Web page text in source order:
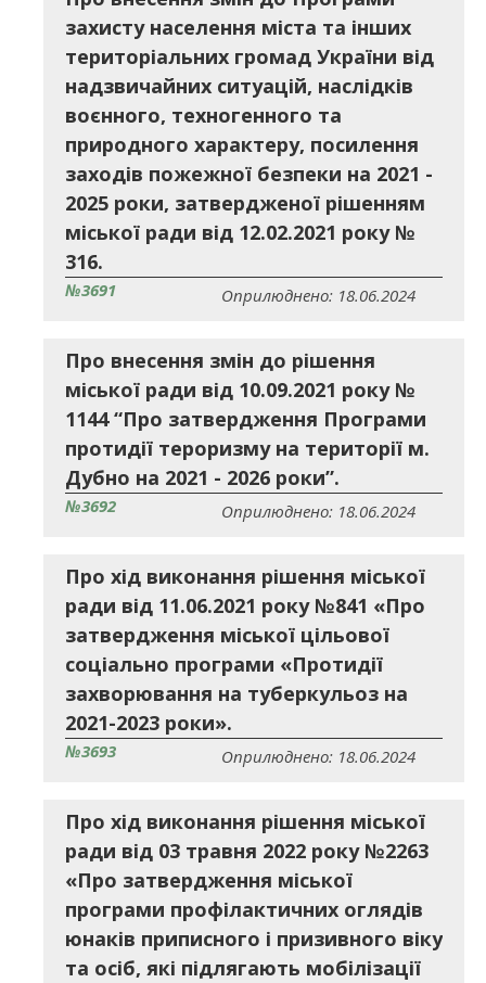
захисту населення міста та інших
територіальних громад України від
надзвичайних ситуацій, наслідків
воєнного, техногенного та
природного характеру, посилення
заходів пожежної безпеки на 2021 -
2025 роки, затвердженої рішенням
міської ради від 12.02.2021 року №
316.
№3691 Оприлюднено: 18.06.2024
Про внесення змін до рішення
міської ради від 10.09.2021 року №
1144 “Про затвердження Програми
протидії тероризму на території м.
Дубно на 2021 - 2026 роки”.
№3692 Оприлюднено: 18.06.2024
Про хід виконання рішення міської
ради від 11.06.2021 року №841 «Про
затвердження міської цільової
соціально програми «Протидії
захворювання на туберкульоз на
2021-2023 роки».
№3693 Оприлюднено: 18.06.2024
Про хід виконання рішення міської
ради від 03 травня 2022 року №2263
«Про затвердження міської
програми профілактичних оглядів
юнаків приписного і призивного віку
та осіб, які підлягають мобілізації